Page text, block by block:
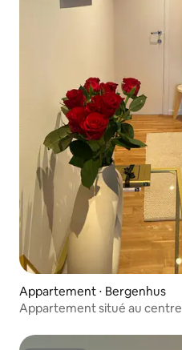
Appartement ⋅ Bergenhus
Appartement situé au centre